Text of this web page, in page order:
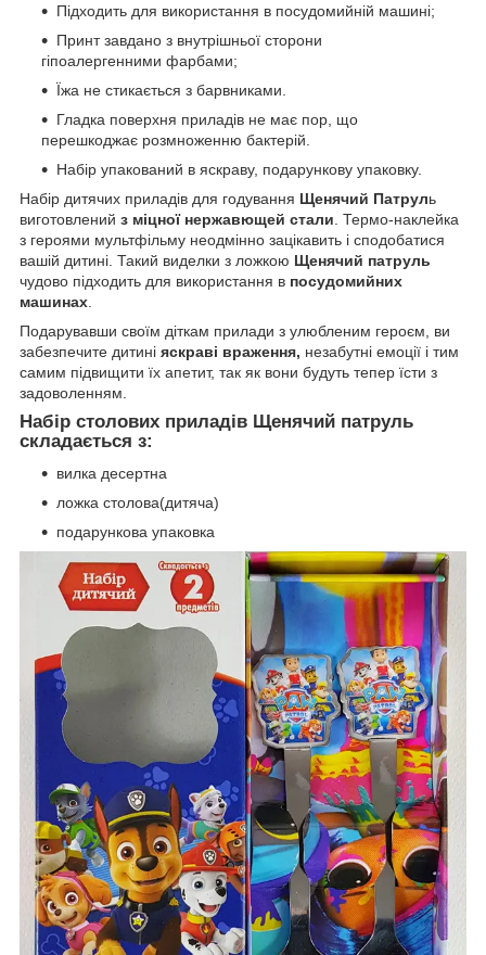
Підходить для використання в посудомийній машині;
Принт завдано з внутрішньої сторони
гіпоалергенними фарбами;
Їжа не стикається з барвниками.
Гладка поверхня приладів не має пор, що
перешкоджає розмноженню бактерій.
Набір упакований в яскраву, подарункову упаковку.
Набір дитячих приладів для годування Щенячий Патруль
виготовлений з міцної нержавющей стали . Термо-наклейка
з героями мультфільму неодмінно зацікавить і сподобатися
вашій дитині. Такий виделки з ложкою Щенячий патруль
чудово підходить для використання в посудомийних
машинах
Подарувавши своїм діткам прилади з улюбленим героєм, ви
забезпечите дитині яскраві враження, незабутні емоції і тим
самим підвищити їх апетит, так як вони будуть тепер їсти з
задоволенням.
Набір столових приладів Щенячий патруль
складається з:
вилка десертна
ложка столова(дитяча)
подарункова упаковка